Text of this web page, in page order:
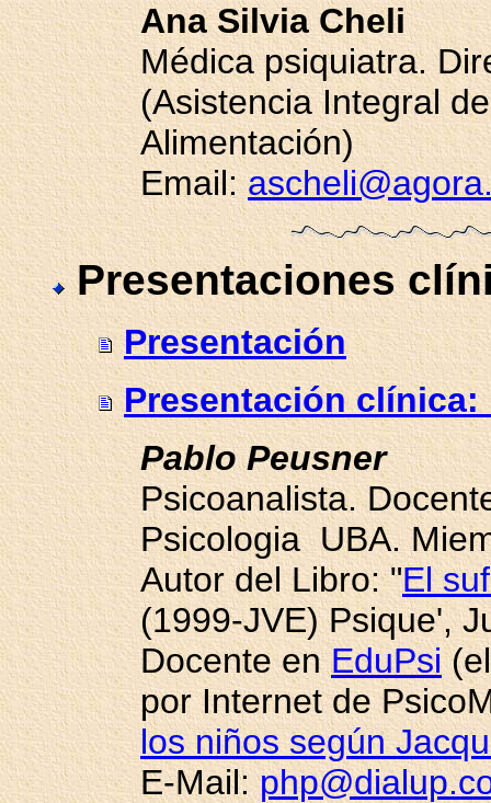
Ana Silvia Cheli
Médica psiquiatra.
(Asistencia Integral
Alimentación)
Email:
Presentaciones
Presentación
Presentación
Pablo Peusner
Psicoanalista.
Psicologia UBA.
Autor del Libro: "El
(1999-JVE) Psique',
Docente enEduPsi(el
por Internet de
los niños según
E-Mail: